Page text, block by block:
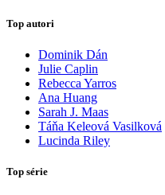
Top autori
Dominik Dán
Julie Caplin
Rebecca Yarros
Ana Huang
Sarah J. Maas
Táňa Keleová Vasilková
Lucinda Riley
Top série